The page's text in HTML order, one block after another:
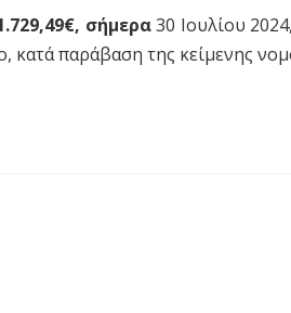
σήμερα30 Ιουλίου
παράβαση της κείμενης